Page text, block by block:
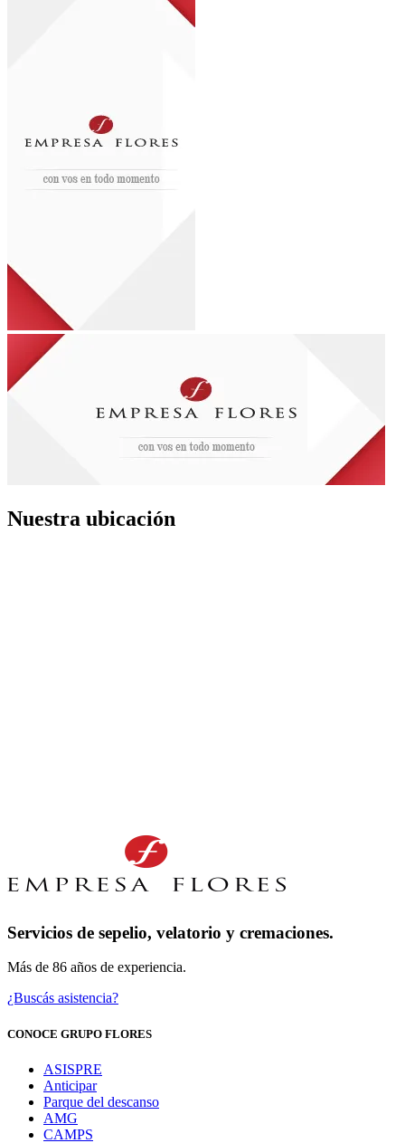
Nuestra ubicación
Servicios de sepelio, velatorio y cremaciones.
Más de 86 años de experiencia.
¿Buscás asistencia?
CONOCE GRUPO FLORES
ASISPRE
Anticipar
Parque del descanso
AMG
CAMPS